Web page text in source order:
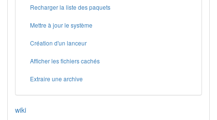
Recharger la liste des paquets
Mettre à jour le système
Création d'un lanceur
Afficher les fichiers cachés
Extraire une archive
wiki